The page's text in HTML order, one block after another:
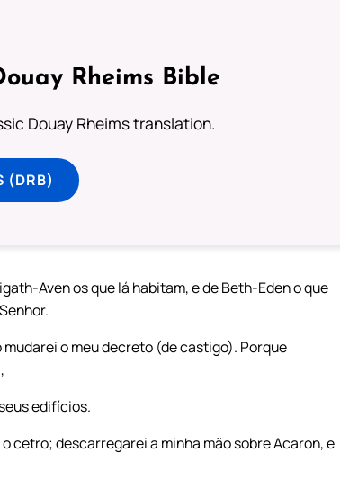
Rheims Bible
Douay Rheims translation.
(DRB)
Aven os que lá habitam, e de Beth-Eden o que
o meu decreto (de castigo). Porque
edifícios.
cetro; descarregarei a minha mão sobre Acaron, e